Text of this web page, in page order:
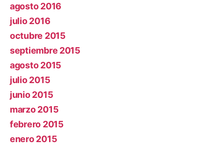
agosto 2016
julio 2016
octubre 2015
septiembre 2015
agosto 2015
julio 2015
junio 2015
marzo 2015
febrero 2015
enero 2015